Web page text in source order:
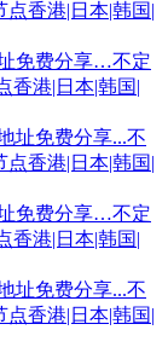
址免费分享…不定
香港|日本|韩国|
址免费分享…不定
香港|日本|韩国|